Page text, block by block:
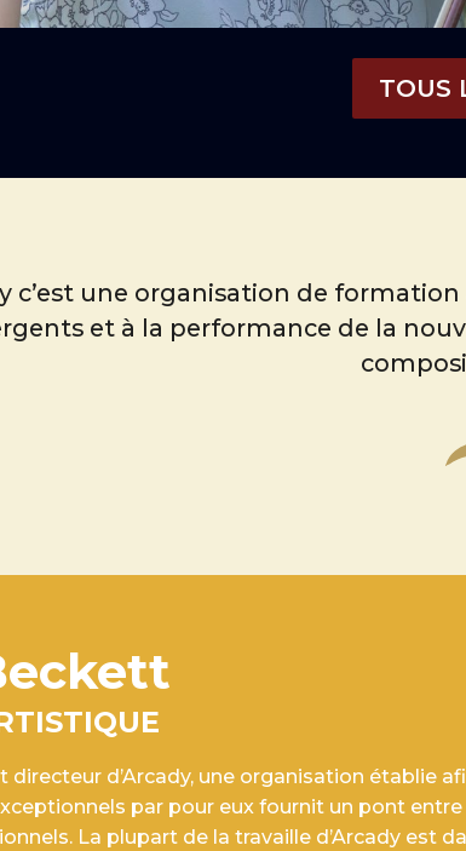
TOUS
c’est une organisation de
et à la performance de la
directeur d’Arcady, une organisation établie
par pour eux fournit un pont entre
La plupart de la travaille d’Arcady est